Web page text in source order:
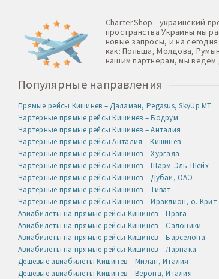
CharterShop - украинский
пространства Украины мы
новые запросы, и на
как: Польша, Молдова,
нашим партнерам, мы ведем
Популярные направления
Прямые рейсы Кишинев – Даламан, Pegasus, SkyUp MT
Чартерные прямые рейсы Кишинев – Бодрум
Чартерные прямые рейсы Кишинев – Анталия
Чартерные прямые рейсы Анталия – Кишинев
Чартерные прямые рейсы Кишинев – Хургада
Чартерные прямые рейсы Кишинев – Шарм-Эль-Шейх
Чартерные прямые рейсы Кишинев – Дубаи, ОАЭ
Чартерные прямые рейсы Кишинев – Тиват
Чартерные прямые рейсы Кишинев – Ираклион, о. Крит
Авиабилеты на прямые рейсы Кишинев – Прага
Авиабилеты на прямые рейсы Кишинев – Салоники
Авиабилеты на прямые рейсы Кишинев – Барселона
Авиабилеты на прямые рейсы Кишинев – Ларнака
Дешевые авиабилеты Кишинев – Милан, Италия
Дешевые авиабилеты Кишинев – Верона, Италия